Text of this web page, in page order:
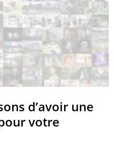
d’avoir une
votre